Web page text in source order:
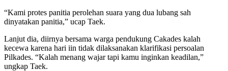
“Kami protes panitia perolehan suara yang dua lubang sah
dinyatakan panitia,” ucap Taek.
Lanjut dia, diirnya bersama warga pendukung Cakades kalah
kecewa karena hari iin tidak dilaksanakan klarifikasi persoalan
Pilkades. “Kalah menang wajar tapi kamu inginkan keadilan,”
ungkap Taek.